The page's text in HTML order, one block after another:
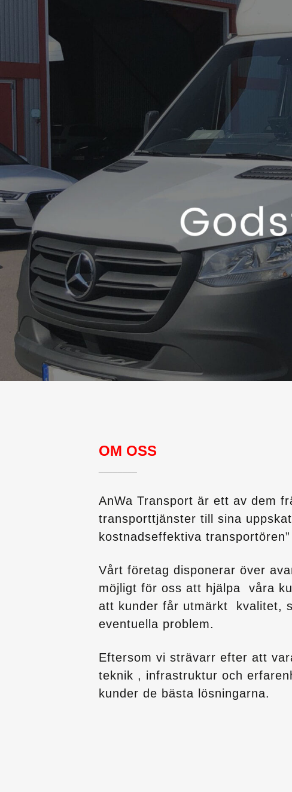
OM OSS
AnWa Transport är ett av dem
transporttjänster till sina
kostnadseffektiva
Vårt företag disponerar över
möjligt för oss att hjälpa våra
att kunder får utmärkt kvalitet,
eventuella problem.
Eftersom vi strävarr efter att
teknik , infrastruktur och
kunder de bästa lösningarna.